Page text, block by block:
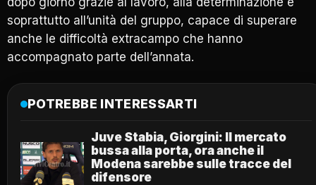
soprattutto all’unità del gruppo, capace di superare
anche le difficoltà extracampo che hanno
accompagnato parte dell’annata.
POTREBBE INTERESSARTI
Juve Stabia, Giorgini: Il mercato
bussa alla porta, ora anche il
Modena sarebbe sulle tracce del
difensore